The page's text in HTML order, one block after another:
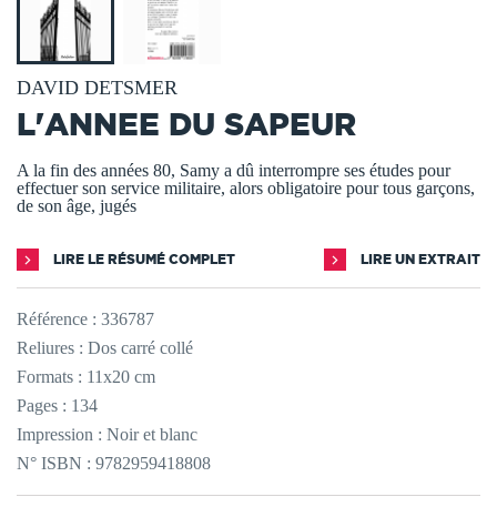
DAVID DETSMER
L'ANNEE DU SAPEUR
A la fin des années 80, Samy a dû interrompre ses études pour
effectuer son service militaire, alors obligatoire pour tous garçons,
de son âge, jugés
LIRE LE RÉSUMÉ COMPLET LIRE UN EXTRAIT
Référence : 336787
Reliures : Dos carré collé
Formats : 11x20 cm
Pages : 134
Impression : Noir et blanc
N° ISBN : 9782959418808